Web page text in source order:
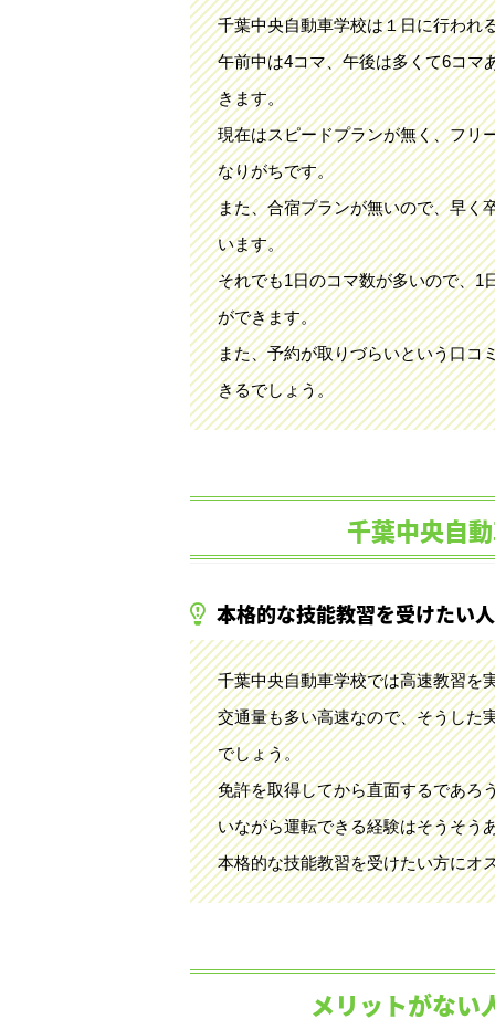
千葉中央自動車学校は１日に行われ
午前中は4コマ、午後は多くて6コマ
きます。
現在はスピードプランが無く、フリ
なりがちです。
また、合宿プランが無いので、早く
います。
それでも1日のコマ数が多いので、1
ができます。
また、予約が取りづらいという口コ
きるでしょう。
千葉中央自
本格的な技能教習を受けたい人
千葉中央自動車学校では高速教習を
交通量も多い高速なので、そうした
でしょう。
免許を取得してから直面するであろ
いながら運転できる経験はそうそう
本格的な技能教習を受けたい方にオ
メリットがない